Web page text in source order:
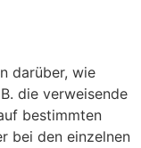
darüber, wie
die verweisende
bestimmten
bei den einzelnen